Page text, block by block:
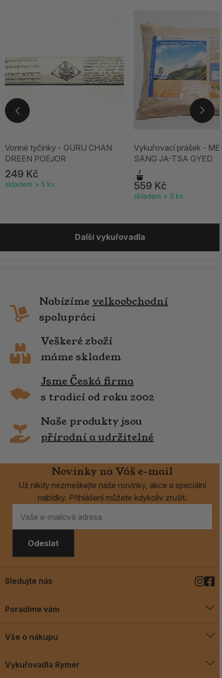
Vonné tyčinky - GURU CHAN
DREEN POEJOR
249 Kč
skladem > 5 ks
Vykuřovací prášek -
SANG JA-TSA GYED
559 Kč
skladem > 5 ks
Další vykuřovadla
Nabízíme velkoobchodní
spolupráci
Veškeré zboží
máme skladem
Jsme Česká firma
s tradicí od roku 2002
Naše produkty jsou
přírodní a udržitelné
Novinky na Váš e-mail
Už nikdy nezmeškejte naše novinky, akce a speciální
nabídky. Přihlášení můžete kdykoliv zrušit.
Odeslat
Poradíme vám
Blog
Vše o nákupu
Vykuřovadla Rymer
Sledujte nás